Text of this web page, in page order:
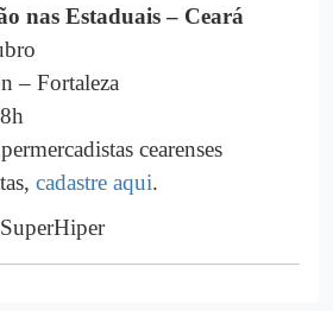
nas Estaduais – Ceará
– Fortaleza
cearenses
cadastre aqui.